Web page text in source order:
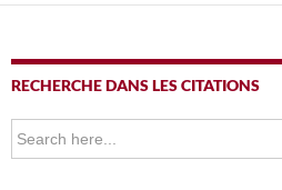
RECHERCHE DANS LES CITATIONS
Search
for: